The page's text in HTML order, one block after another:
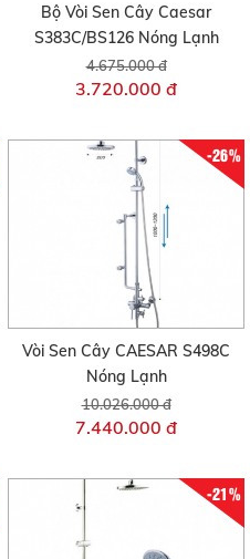
Bộ Vòi Sen Cây Caesar
S383C/BS126 Nóng Lạnh
4.675.000 đ
3.720.000 đ
-26%
Vòi Sen Cây CAESAR S498C
Nóng Lạnh
10.026.000 đ
7.440.000 đ
-21%